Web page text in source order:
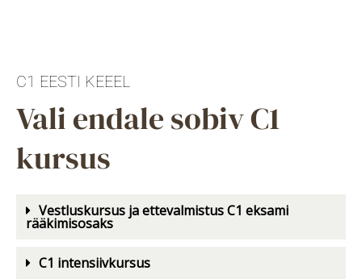
C1 EESTI KEEEL
Vali endale sobiv C1
kursus
Vestluskursus ja ettevalmistus C1 eksami
rääkimisosaks
C1 intensiivkursus